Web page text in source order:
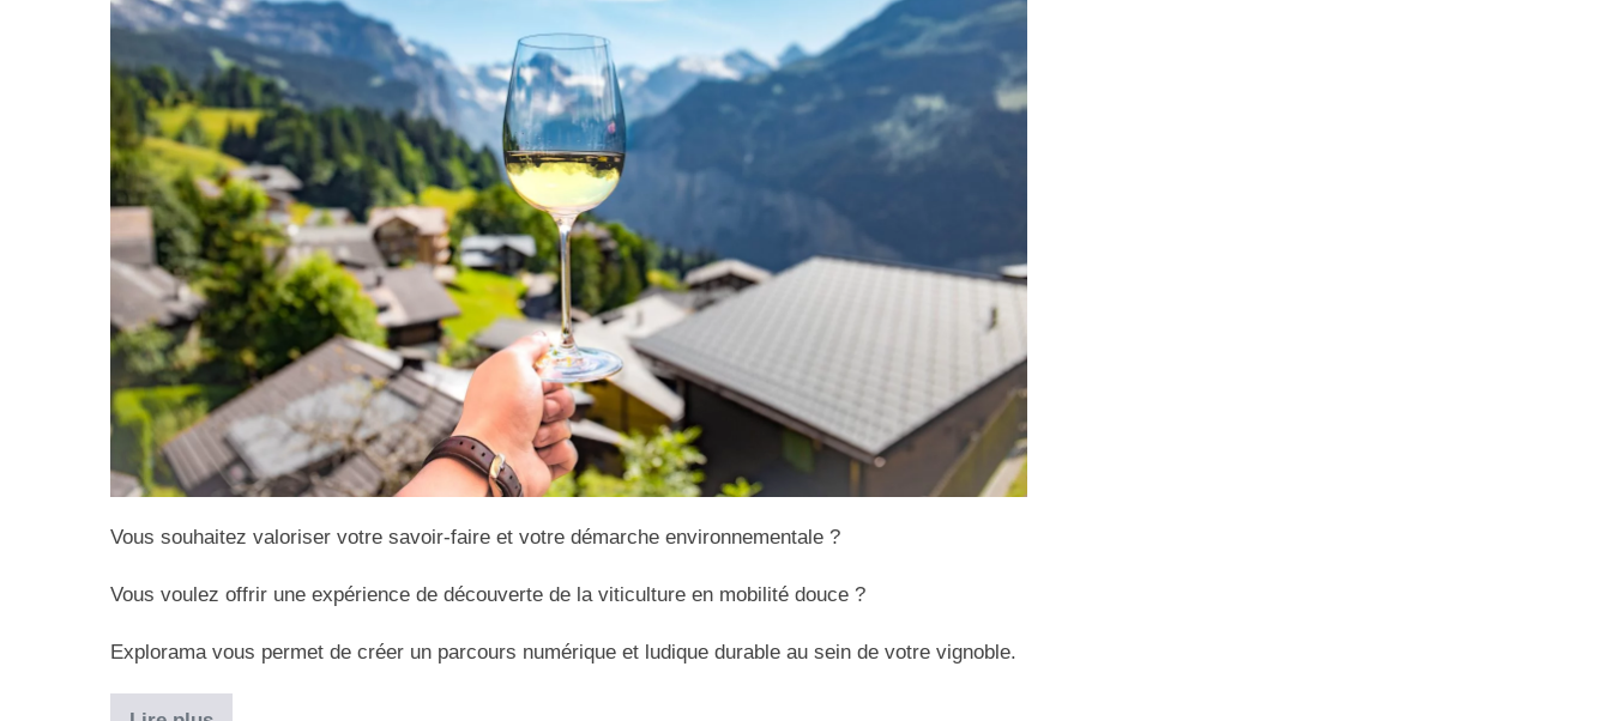
Vous souhaitez valoriser votre savoir-faire et votre démarche environnementale ?
Vous voulez offrir une expérience de découverte de la viticulture en mobilité douce ?
Explorama vous permet de créer un parcours numérique et ludique durable au sein de votre vignoble.